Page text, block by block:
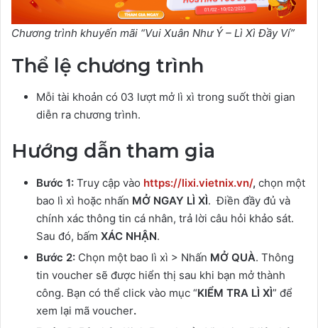
Chương trình khuyến mãi “Vui Xuân Như Ý – Lì Xì Đầy Ví”
Thể lệ chương trình
Mỗi tài khoản có 03 lượt mở lì xì trong suốt thời gian
diễn ra chương trình.
Hướng dẫn tham gia
Bước 1: Truy cập vào https://lixi.vietnix.vn/, chọn một
bao lì xì hoặc nhấn MỞ NGAY LÌ XÌ. Điền đầy đủ và
chính xác thông tin cá nhân, trả lời câu hỏi khảo sát.
Sau đó, bấm XÁC NHẬN.
Bước 2: Chọn một bao lì xì > Nhấn MỞ QUÀ. Thông
tin voucher sẽ được hiển thị sau khi bạn mở thành
công. Bạn có thể click vào mục “KIỂM TRA LÌ XÌ” để
xem lại mã voucher.